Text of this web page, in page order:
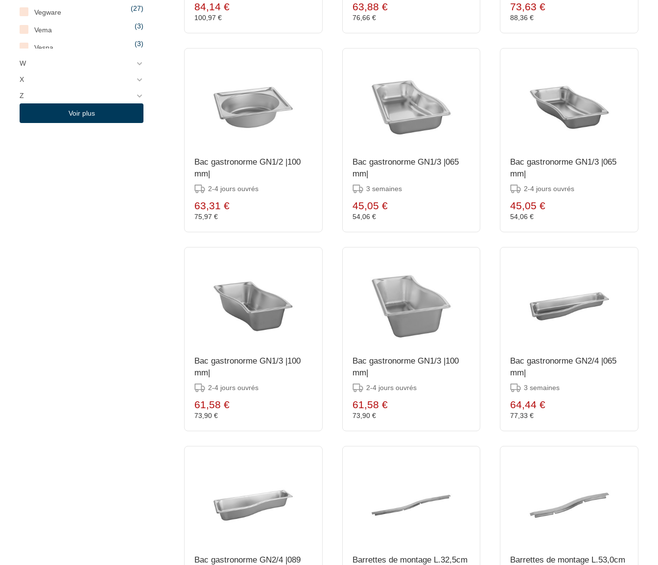
(27)
Vegware
(3)
Vema
(3)
Vesna
(35)
(7)
(4)
W
X
Z
Voir plus
84,14 €
100,97 €
63,88 €
76,66 €
73,63 €
88,36 €
Bac gastronorme GN1/2 |100
mm|
2-4 jours ouvrés
63,31 €
75,97 €
Bac gastronorme GN1/3 |065
mm|
3 semaines
45,05 €
54,06 €
Bac gastronorme GN1/3 |065
mm|
2-4 jours ouvrés
45,05 €
54,06 €
Bac gastronorme GN1/3 |100
mm|
2-4 jours ouvrés
61,58 €
73,90 €
Bac gastronorme GN1/3 |100
mm|
2-4 jours ouvrés
61,58 €
73,90 €
Bac gastronorme GN2/4 |065
mm|
3 semaines
64,44 €
77,33 €
Bac gastronorme GN2/4 |089
Barrettes de montage L.32,5cm Barrettes de montage L.53,0cm